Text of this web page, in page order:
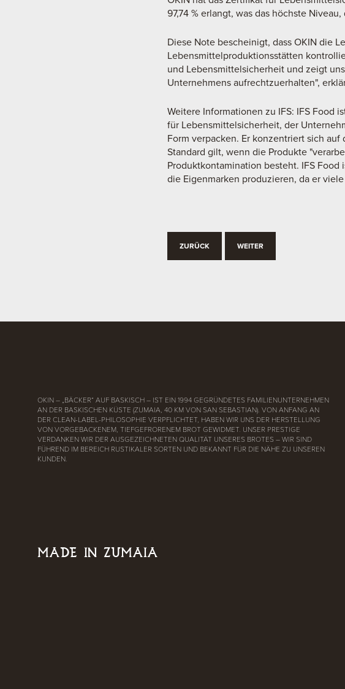
97,74 % erlangt, was das höchste
Diese Note bescheinigt, dass OKIN die
Lebensmittelproduktionsstätten
und Lebensmittelsicherheit und zeigt
Unternehmens aufrechtzuerhalten",
Weitere Informationen zu IFS: IFS Food
für Lebensmittelsicherheit, der
Form verpacken. Er konzentriert sich
Standard gilt, wenn die Produkte
Produktkontamination besteht. IFS
die Eigenmarken produzieren, da er
ZURÜCK WEITER
OKIN – „BÄCKER“ AUF BASKISCH – IST EIN 1994 GEGRÜNDETES FAMILIENUNTERNEHMEN
AN DER BASKISCHEN KÜSTE (ZUMAIA, 40 KM VON SAN SEBASTIAN). VON ANFANG AN
DER CLEAN-LABEL-PHILOSOPHIE VERPFLICHTET, HABEN WIR UNS DER HERSTELLUNG
VON VORGEBACKENEM, TIEFGEFRORENEM BROT GEWIDMET. UNSER PRESTIGE
VERDANKEN WIR DER AUSGEZEICHNETEN QUALITÄT UNSERES BROTES – WIR SIND
FÜHREND IM BEREICH RUSTIKALER SORTEN UND BEKANNT FÜR DIE NÄHE ZU UNSEREN
KUNDEN.
MADE IN ZUMAIA